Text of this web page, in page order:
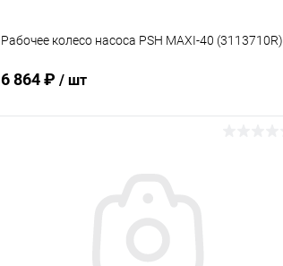
Рабочее колесо насоса PSH MAXI-40 (3113710R)
6 864 ₽ / шт